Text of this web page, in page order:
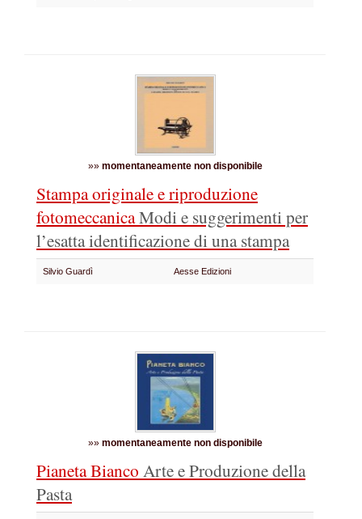
»» momentaneamente non disponibile
Stampa originale e riproduzione
fotomeccanicaModi e suggerimenti per
l’esatta identificazione di una stampa
Silvio Guardì Aesse Edizioni
»» momentaneamente non disponibile
Pianeta Bianco Arte e Produzione della
Pasta